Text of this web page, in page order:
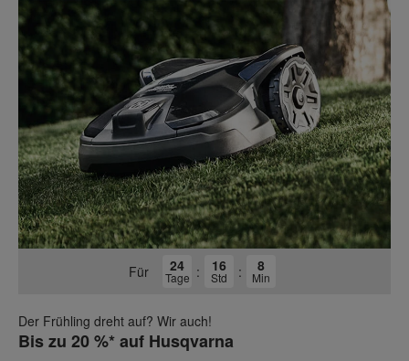
Für 24
Tage : 16
Std : 8
Min
Der Frühling dreht auf? Wir auch!
Bis zu 20 %* auf Husqvarna